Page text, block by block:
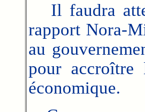
Il faudra
rapport Nora-
au
pour accroître
économique.